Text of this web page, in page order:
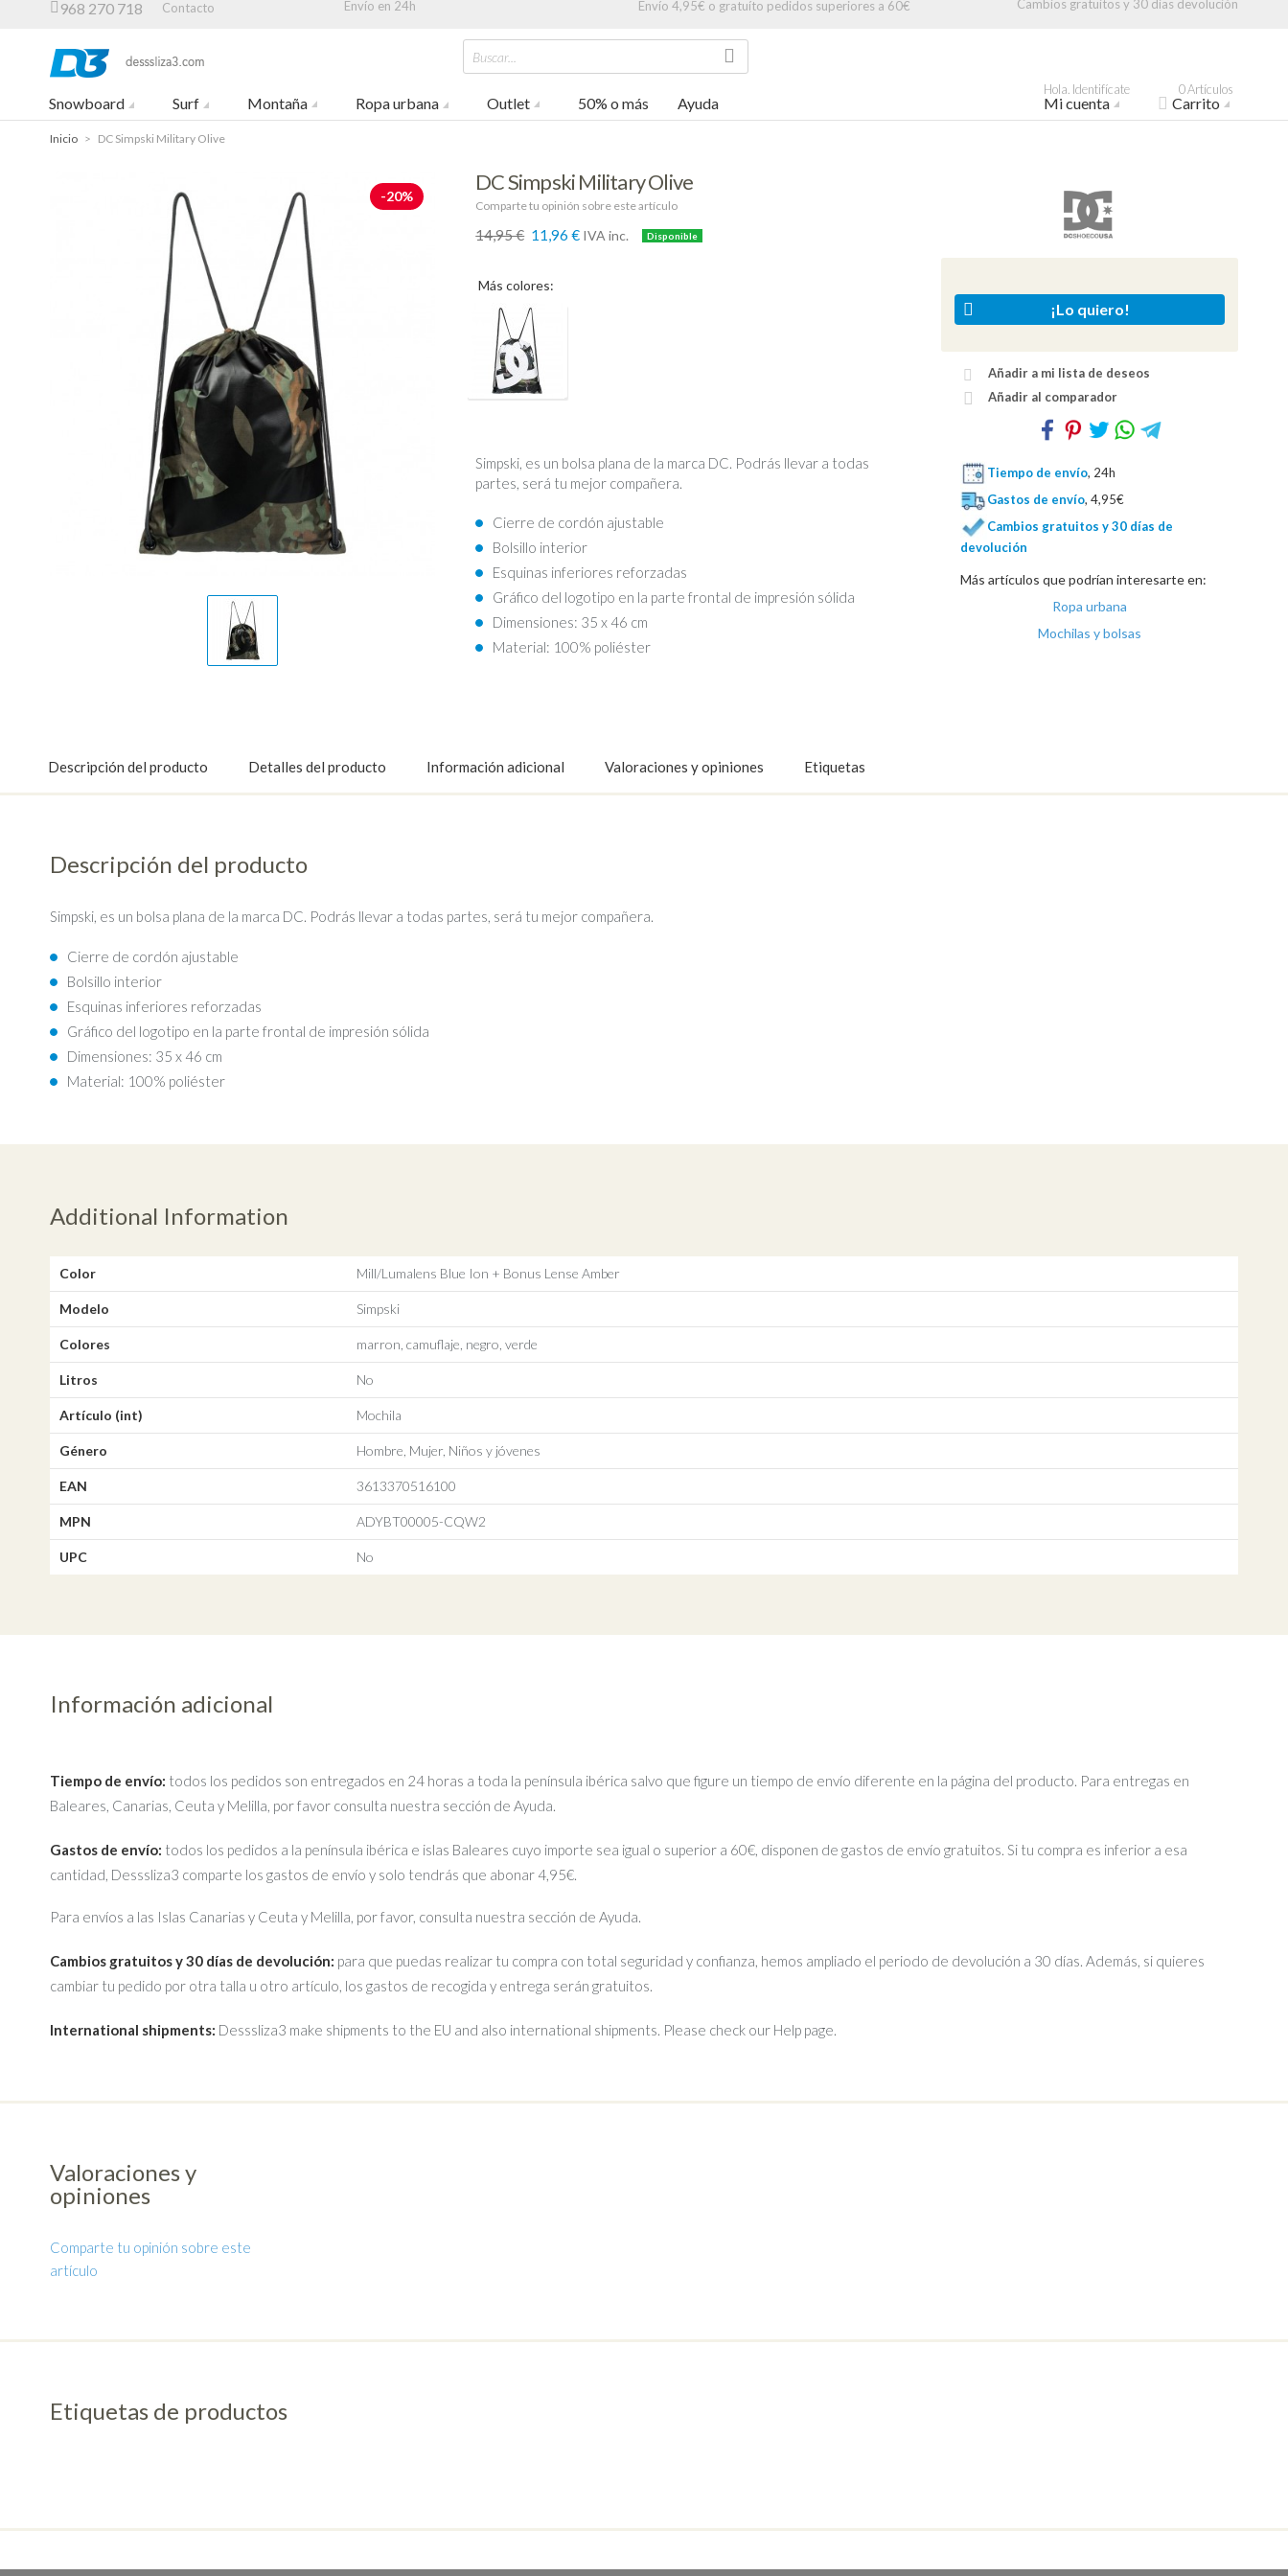
968 270 718 Contacto Envío en 24h Envío 4,95€ o gratuíto pedidos superiores a 60€ Cambios gratuitos y 30 días devolución
Buscar...
Hola. Identifícate
Mi cuenta
0 Artículos
Carrito
Snowboard Surf Montaña Ropa urbana Outlet 50% o más Ayuda
Inicio > DC Simpski Military Olive
-20%
DC Simpski Military Olive
Comparte tu opinión sobre este artículo
14,95 € 11,96 € IVA inc.
Más colores:
Simpski, es un bolsa plana de la marca DC. Podrás llevar a todas
partes, será tu mejor compañera.
Cierre de cordón ajustable
Bolsillo interior
Esquinas inferiores reforzadas
Gráfico del logotipo en la parte frontal de impresión sólida
Dimensiones: 35 x 46 cm
Material: 100% poliéster
¡Lo quiero!
Añadir a mi lista de deseos
Añadir al comparador
Tiempo de envío, 24h
Gastos de envío, 4,95€
Cambios gratuitos y 30 días de
devolución
Más artículos que podrían interesarte en:
Ropa urbana
Mochilas y bolsas
Descripción del producto Detalles del producto Información adicional Valoraciones y opiniones Etiquetas
Descripción del producto
Simpski, es un bolsa plana de la marca DC. Podrás llevar a todas partes, será tu mejor compañera.
Cierre de cordón ajustable
Bolsillo interior
Esquinas inferiores reforzadas
Gráfico del logotipo en la parte frontal de impresión sólida
Dimensiones: 35 x 46 cm
Material: 100% poliéster
Additional Information
Color Mill/Lumalens Blue Ion + Bonus Lense Amber
Modelo Simpski
Colores marron, camuflaje, negro, verde
Litros No
Artículo (int) Mochila
Género Hombre, Mujer, Niños y jóvenes
EAN 3613370516100
MPN ADYBT00005-CQW2
UPC No
Información adicional
Tiempo de envío: todos los pedidos son entregados en 24 horas a toda la península ibérica salvo que figure un tiempo de envío diferente en la página del producto. Para entregas en
Baleares, Canarias, Ceuta y Melilla, por favor consulta nuestra sección de Ayuda.
Gastos de envío: todos los pedidos a la península ibérica e islas Baleares cuyo importe sea igual o superior a 60€, disponen de gastos de envío gratuitos. Si tu compra es inferior a esa
cantidad, Desssliza3 comparte los gastos de envío y solo tendrás que abonar 4,95€.
Para envíos a las Islas Canarias y Ceuta y Melilla, por favor, consulta nuestra sección de Ayuda.
Cambios gratuitos y 30 días de devolución: para que puedas realizar tu compra con total seguridad y confianza, hemos ampliado el periodo de devolución a 30 días. Además, si quieres
cambiar tu pedido por otra talla u otro artículo, los gastos de recogida y entrega serán gratuitos.
International shipments: Desssliza3 make shipments to the EU and also international shipments. Please check our Help page.
Valoraciones y
opiniones
Comparte tu opinión sobre este
artículo
Etiquetas de productos